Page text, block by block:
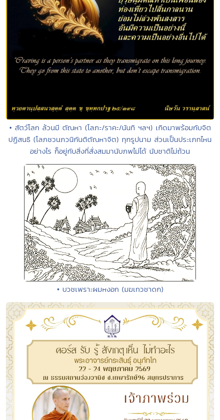
• สัตว์โลก ล้วนมี ตัณหา (โลภะ/ราคะ/นันทิ ฯลฯ) เกิดมาพร้อมกับจิต
ปฏิสนธิ (โลภชวนภวนิกันติตัณหาจิต) ทุกรูปนาม ส่วนเป็นประเภทไหน
อย่างไร ก็อยู่กับสิ่งที่สั่งสมมานับภพไม่ได้ นับชาติไม่ถ้วน
• บวชเพราะผมหงอก (มฆเทวชาดก)